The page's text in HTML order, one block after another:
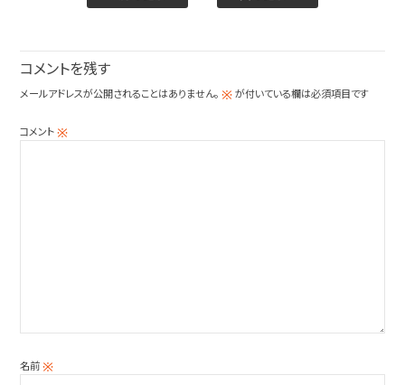
コメントを残す
メールアドレスが公開されることはありません。 ※が付いている欄は必須項目です
コメント※
名前※